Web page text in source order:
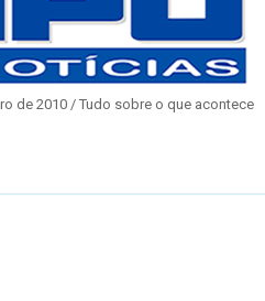
de 2010 / Tudo sobre o que acontece